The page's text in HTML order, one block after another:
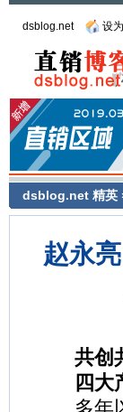
dsblog.net 设
dsblog.net 精英
赵永
共创
四大产